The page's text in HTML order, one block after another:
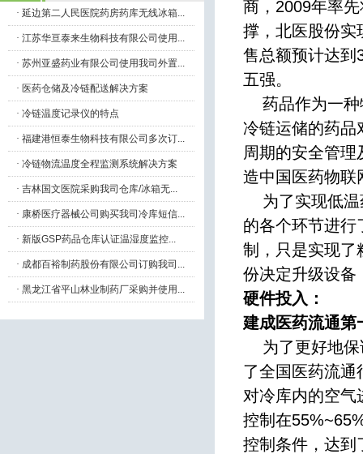
· 延边第二人民医院药房药库无线冰箱...
· 江苏华亘泰来生物科技有限公司使用...
· 苏州亚盛药业有限公司使用我司外置...
· 医药仓储及冷链配送解决方案
· 冷链温度记录仪的特点
· 福建港恒泰生物科技有限公司多次订...
· 冷链物流温度全程监测系统解决方案
· 吉林国文医院采购我司仓库/冰箱无...
· 康桥医疗器械公司购买我司冷库短信...
· 新版GSP药品仓库认证温湿度监控...
· 成都百裕制药股份有限公司订购我司...
· 黑龙江省平山林业制药厂采购并使用...
商，2009年率
撑，北医股份实
售总额预计达到
五强。
药品作为一种
冷链运储的药品
周期的安全管
造中国医药物联
为了实现低温
的各个环节进行
制，只是实现了
份决定升级设
硬件投入：
建成医药流通第
为了更好地保
了全国医药流通
对冷库内的空
控制在
控制条件，达到